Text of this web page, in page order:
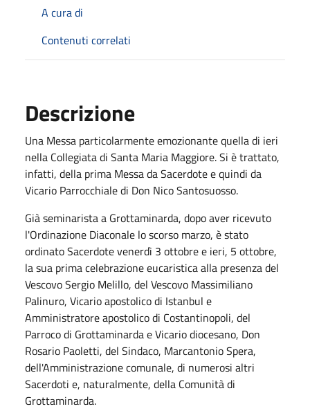
A cura di
Contenuti correlati
Descrizione
Una Messa particolarmente emozionante quella di ieri
nella Collegiata di Santa Maria Maggiore. Si è trattato,
infatti, della prima Messa da Sacerdote e quindi da
Vicario Parrocchiale di Don Nico Santosuosso.
Già seminarista a Grottaminarda, dopo aver ricevuto
l'Ordinazione Diaconale lo scorso marzo, è stato
ordinato Sacerdote venerdì 3 ottobre e ieri, 5 ottobre,
la sua prima celebrazione eucaristica alla presenza del
Vescovo Sergio Melillo, del Vescovo Massimiliano
Palinuro, Vicario apostolico di Istanbul e
Amministratore apostolico di Costantinopoli, del
Parroco di Grottaminarda e Vicario diocesano, Don
Rosario Paoletti, del Sindaco, Marcantonio Spera,
dell'Amministrazione comunale, di numerosi altri
Sacerdoti e, naturalmente, della Comunità di
Grottaminarda.